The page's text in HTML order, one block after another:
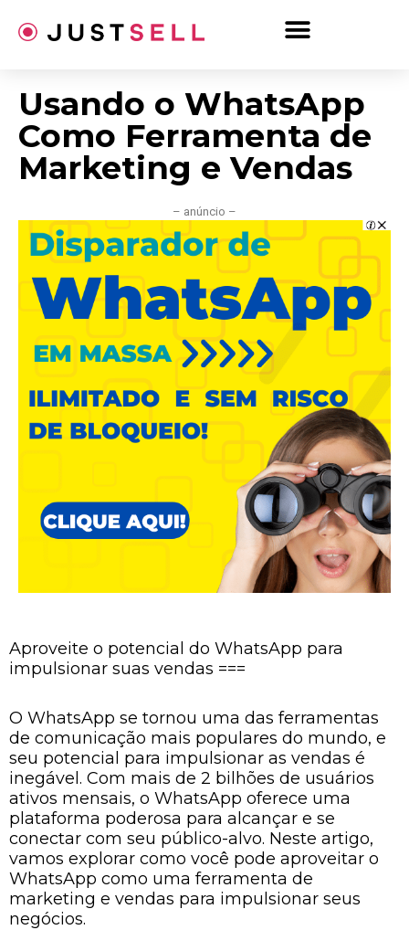
para
Usando o WhatsApp
Como Ferramenta de
Marketing e Vendas
– anúncio –
Aproveite o potencial do WhatsApp para
impulsionar suas vendas ===
O WhatsApp se tornou uma das ferramentas
de comunicação mais populares do mundo, e
seu potencial para impulsionar as vendas é
inegável. Com mais de 2 bilhões de usuários
ativos mensais, o WhatsApp oferece uma
plataforma poderosa para alcançar e se
conectar com seu público-alvo. Neste artigo,
vamos explorar como você pode aproveitar o
WhatsApp como uma ferramenta de
marketing e vendas para impulsionar seus
negócios.